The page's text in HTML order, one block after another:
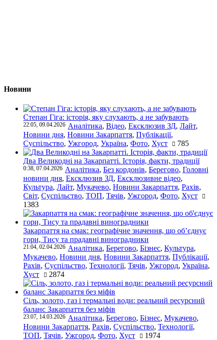
Новини
Степан Гіга: історія, яку слухають, а не забувають
22:05, 09.04.2026 Аналітика, Відео, Ексклюзив ЗД, Лайт,
Новини дня, Новини Закарпаття, Публікації,
Суспільство, Ужгород, Україна, Фото, Хуст 785
Два Великодні на Закарпатті. Історія, факти, традиції
0:38, 07.04.2026 Аналітика, Без кордонів, Берегово, Головні
новини дня, Ексклюзив ЗД, Ексклюзивне відео,
Культура, Лайт, Мукачево, Новини Закарпаття, Рахів,
Світ, Суспільство, ТОП, Тячів, Ужгород, Фото, Хуст
1383
Закарпаття на смак: географічне значення, що об’єднує
гори, Тису та прадавні виноградники
21:04, 02.04.2026 Аналітика, Берегово, Бізнес, Культура,
Мукачево, Новини дня, Новини Закарпаття, Публікації,
Рахів, Суспільство, Технології, Тячів, Ужгород, Україна,
Хуст
2874
Сіль, золото, газ і термальні води: реальний ресурсний
баланс Закарпаття без міфів
23:07, 14.03.2026 Аналітика, Берегово, Бізнес, Мукачево,
Новини Закарпаття, Рахів, Суспільство, Технології,
ТОП, Тячів, Ужгород, Фото, Хуст 1974